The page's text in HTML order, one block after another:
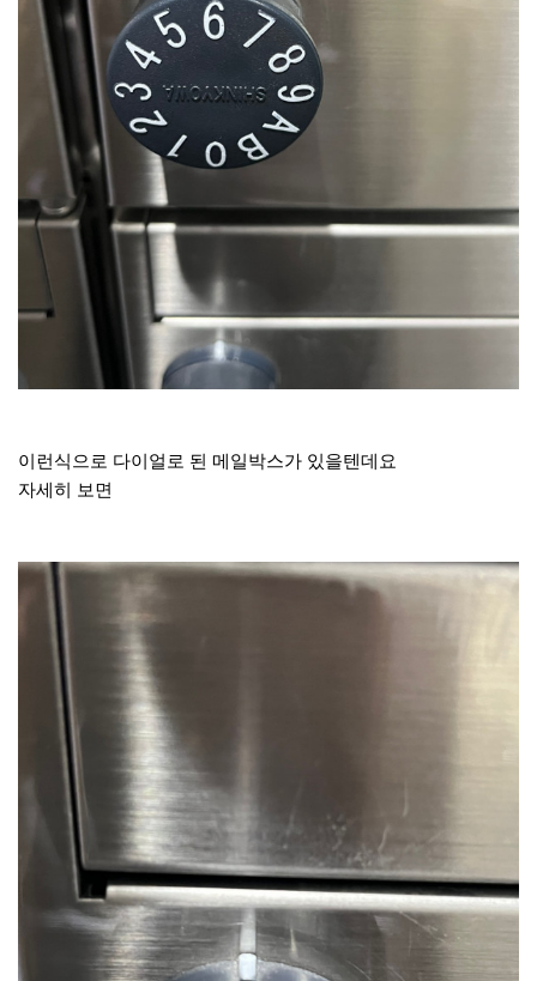
이런식으로 다이얼로 된 메일박스가 있을텐데요
자세히 보면